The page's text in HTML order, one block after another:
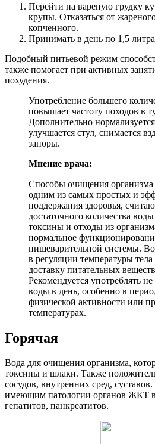
Перейти на вареную грудку
крупы. Отказаться от
копченного.
Принимать в день по 1,5
Подобный питьевой режим
также помогает при активных
похудения.
Употребление большего
повышает частоту походов в
Дополнительно
улучшается стул, снимается
запоры.
Мнение врача:
Способы очищения организма
одним из самых простых и
поддержания здоровья,
достаточного количества
токсины и отходы из
нормальное
пищеварительной системы.
в регуляции температуры
доставку питательных
Рекомендуется употреблять
воды в день, особенно в
физической активности или
температурах.
Горячая
Вода для очищения организма,
токсины и шлаки. Также
сосудов, внутренних сред,
имеющим патологии органов ЖКТ в
гепатитов, панкреатитов.